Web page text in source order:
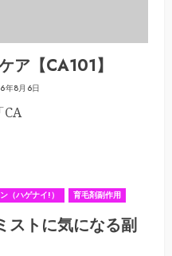
ア【CA101】
年8月6日
CA
（ハゲナイ!） 育毛剤副作用
ストに気になる副